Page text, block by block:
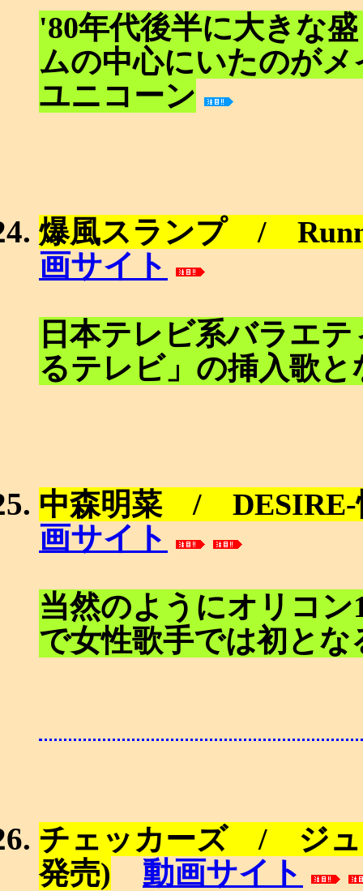
'80年代後半に大きな
ムの中心にいたのが
ユニコーン
爆風スランプ /
画サイト
日本テレビ系バラエ
るテレビ」の挿入歌
中森明菜 /
画サイト
当然のようにオリコ
で女性歌手では初とな
チェッカーズ / ジ
発売)
動画サイト